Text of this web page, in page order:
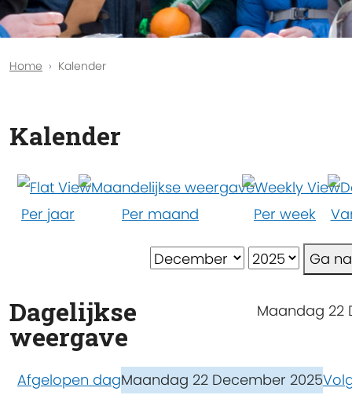
Home Kalender
Kalender
Per jaar Per maand Per week
Ga
Dagelijkse
weergave
Maandag 22
Afgelopen dagMaandag 22 December 2025